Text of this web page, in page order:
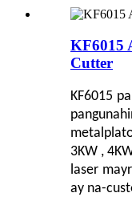
KF6015
Cutter
KF6015
metal
3KW , 4K
laser
ay na-